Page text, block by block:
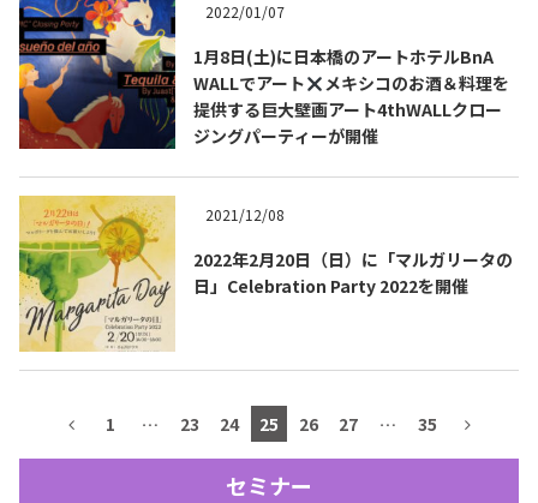
メキシコ料理 Cuisines of Mexico
メキシコ旅行
メキシコの記念日
トピックス一覧
Topics List
お問合せ テキーラ・メスカルが飲める
バー＆レストラン
2022/01/07
1月8日(土)に日本橋のアートホテルBnA
WALLでアート
メキシコのお酒＆料理を
提供する巨大壁画アート4thWALLクロー
ジングパーティーが開催
2021/12/08
2022年2月20日（日）に「マルガリータの
日」Celebration Party 2022を開催
1 … 23 24 25 26 27 … 35
セミナー